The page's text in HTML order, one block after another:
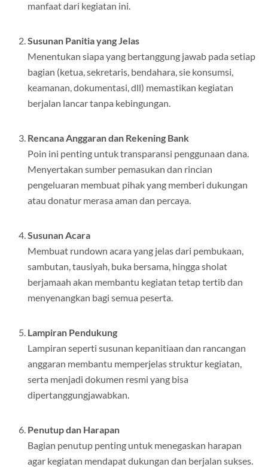
manfaat dari kegiatan ini.
Susunan Panitia yang Jelas
Menentukan siapa yang bertanggung jawab pada setiap
bagian (ketua, sekretaris, bendahara, sie konsumsi,
keamanan, dokumentasi, dll) memastikan kegiatan
berjalan lancar tanpa kebingungan.
Rencana Anggaran dan Rekening Bank
Poin ini penting untuk transparansi penggunaan dana.
Menyertakan sumber pemasukan dan rincian
pengeluaran membuat pihak yang memberi dukungan
atau donatur merasa aman dan percaya.
Susunan Acara
Membuat rundown acara yang jelas dari pembukaan,
sambutan, tausiyah, buka bersama, hingga sholat
berjamaah akan membantu kegiatan tetap tertib dan
menyenangkan bagi semua peserta.
Lampiran Pendukung
Lampiran seperti susunan kepanitiaan dan rancangan
anggaran membantu memperjelas struktur kegiatan,
serta menjadi dokumen resmi yang bisa
dipertanggungjawabkan.
Penutup dan Harapan
Bagian penutup penting untuk menegaskan harapan
agar kegiatan mendapat dukungan dan berjalan sukses.